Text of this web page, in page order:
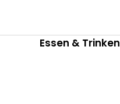
Essen & Trinken